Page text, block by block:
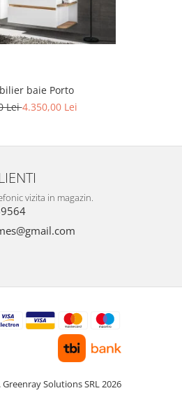
baie Porto
Lei4.350,00 Lei
vizita in magazin.
Solutions SRL 2026